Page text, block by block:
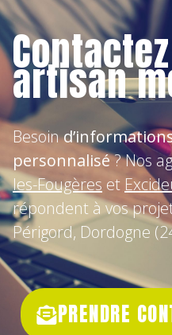
artisan
Besoin
personnalisé? Nos
les-Fougères et
répondent à vos
Périgord, Dordogne
PRENDRE